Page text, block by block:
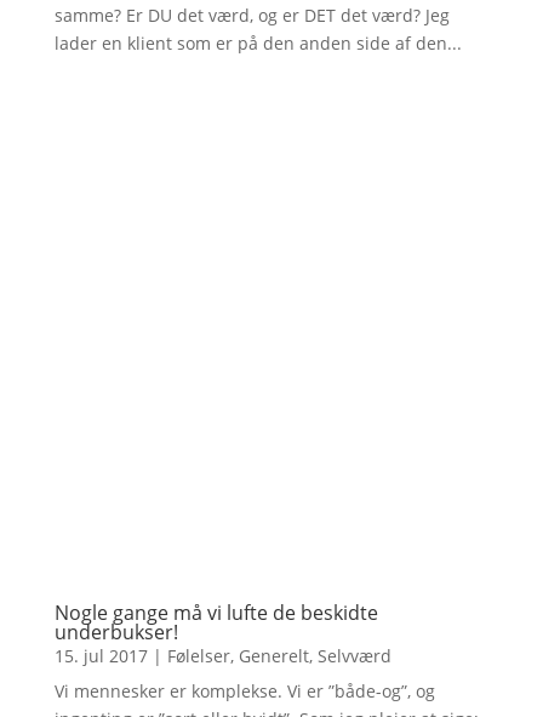
samme? Er DU det værd, og er DET det værd? Jeg
lader en klient som er på den anden side af den...
Nogle gange må vi lufte de beskidte
underbukser!
15. jul 2017| Følelser, Generelt, Selvværd
Vi mennesker er komplekse. Vi er ”både-og”, og